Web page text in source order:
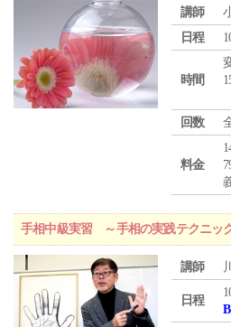
講師
日程
時間
回数
料金
手相中級実習 ～手相の実践テクニッ
講師
日程